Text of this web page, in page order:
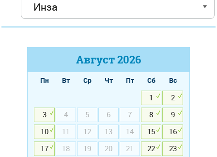
Август2026
Пн Вт Ср Чт Пт Сб
Вс
1
2
3
4 5 6 7 8
9
10
11 12 13 14 15
16
17
18 19 20 21 22
23